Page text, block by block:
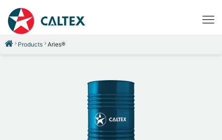
Products Aries®